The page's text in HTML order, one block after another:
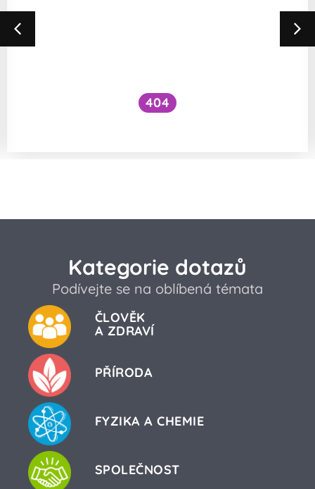
404
Kategorie dotazů
Podívejte se na oblíbená témata
ČLOVĚK
A ZDRAVÍ
PŘÍRODA
FYZIKA A CHEMIE
SPOLEČNOST